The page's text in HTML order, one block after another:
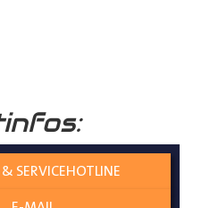
erklärt.
& SERVICEHOTLINE